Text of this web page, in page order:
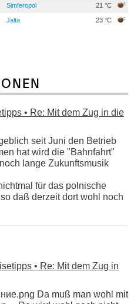
Simferopol 21 °C
Jalta
23 °C
• Re: Mit dem Zug in die
seit Juni den Betrieb
hat wird die "Bahnfahrt"
lange Zukunftsmusik
für das polnische
daß derzeit dort wohl noch
• Re: Mit dem Zug in
Da muß man wohl mit